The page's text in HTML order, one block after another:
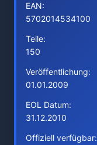
EAN:
5702014534100
Teile:
150
Veröffentlichung:
01.01.2009
EOL Datum:
31.12.2010
Offiziell verfügbar: